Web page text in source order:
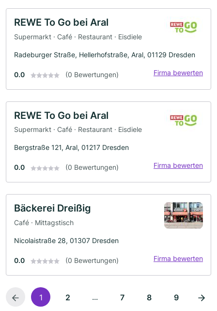
REWE To Go bei Aral
Supermarkt · Café · Restaurant · Eisdiele
Radeburger Straße, Hellerhofstraße, Aral, 01129 Dresden
0.0 (0 Bewertungen) Firma bewerten
REWE To Go bei Aral
Supermarkt · Café · Restaurant · Eisdiele
Bergstraße 121, Aral, 01217 Dresden
0.0 (0 Bewertungen) Firma bewerten
Bäckerei Dreißig
Café · Mittagstisch
Nicolaistraße 28, 01307 Dresden
0.0 (0 Bewertungen) Firma bewerten
1 2 ... 7 8 9